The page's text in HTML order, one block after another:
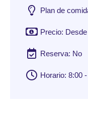
Plan de
Precio:
Reserva: No
Horario: 8:00